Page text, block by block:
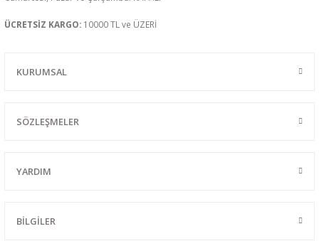
ÜCRETSİZ KARGO: 10000 TL ve ÜZERİ
KURUMSAL
SÖZLEŞMELER
YARDIM
BİLGİLER